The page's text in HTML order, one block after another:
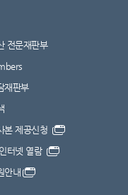
전문재판부
재판부
본 제공신청
터넷 열람
안내